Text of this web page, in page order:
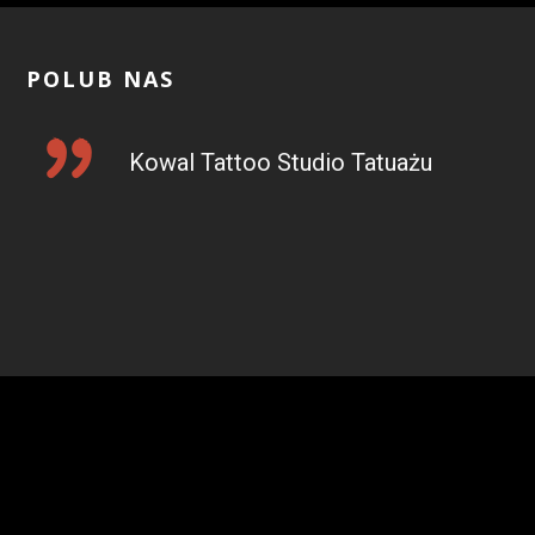
POLUB NAS
Kowal Tattoo Studio Tatuażu